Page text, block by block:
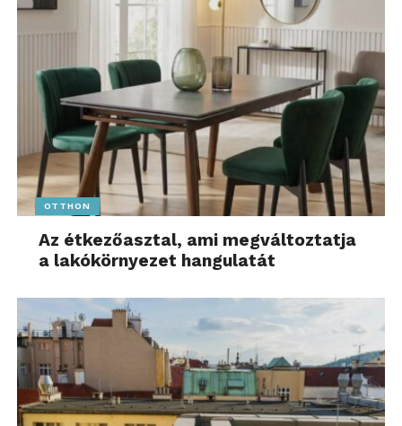
OTTHON
Az étkezőasztal, ami megváltoztatja
a lakókörnyezet hangulatát